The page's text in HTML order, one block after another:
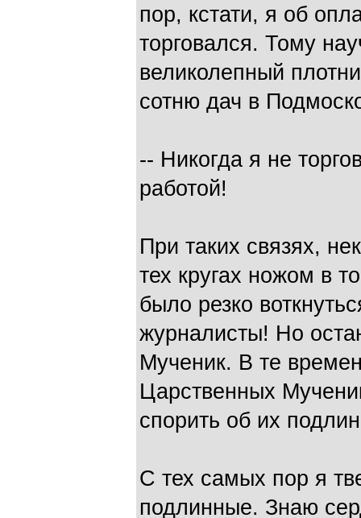
пор, кстати, я об
торговался. Тому
великолепный
сотню дач в
-- Никогда я не
работой!
При таких связях,
тех кругах ножом в
было резко
журналисты! Но
Мученик. В те
Царственных
спорить об их
С тех самых пор я
подлинные. Знаю